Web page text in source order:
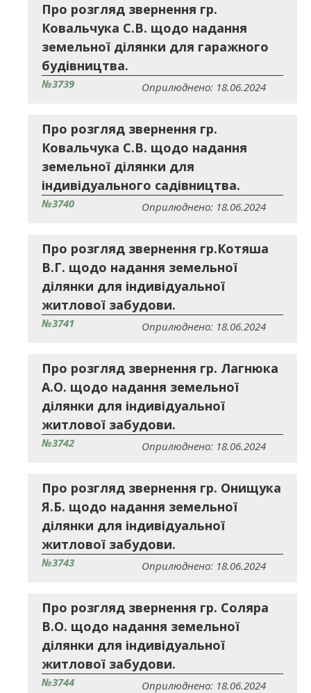
Про розгляд звернення гр.
Ковальчука С.В. щодо надання
земельної ділянки для гаражного
будівництва.
№3739 Оприлюднено: 18.06.2024
Про розгляд звернення гр.
Ковальчука С.В. щодо надання
земельної ділянки для
індивідуального садівництва.
№3740 Оприлюднено: 18.06.2024
Про розгляд звернення гр.Котяша
В.Г. щодо надання земельної
ділянки для індивідуальної
житлової забудови.
№3741 Оприлюднено: 18.06.2024
Про розгляд звернення гр. Лагнюка
А.О. щодо надання земельної
ділянки для індивідуальної
житлової забудови.
№3742 Оприлюднено: 18.06.2024
Про розгляд звернення гр. Онищука
Я.Б. щодо надання земельної
ділянки для індивідуальної
житлової забудови.
№3743 Оприлюднено: 18.06.2024
Про розгляд звернення гр. Соляра
В.О. щодо надання земельної
ділянки для індивідуальної
житлової забудови.
№3744 Оприлюднено: 18.06.2024